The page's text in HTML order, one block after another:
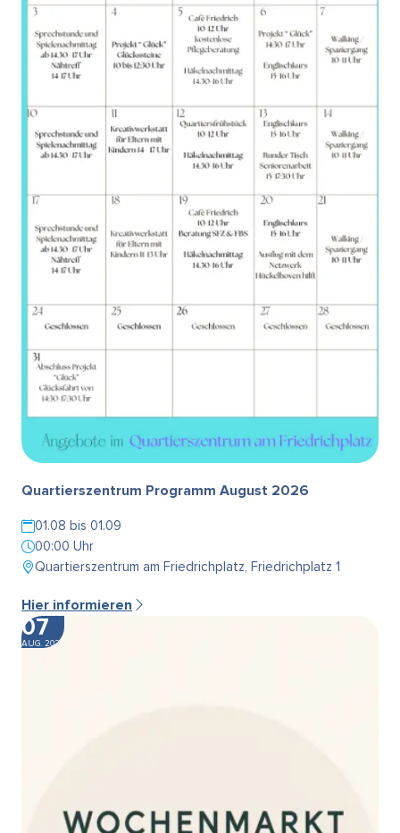
Quartierszentrum Programm August 2026
01.08 bis 01.09
00:00 Uhr
Quartierszentrum am Friedrichplatz, Friedrichplatz 1
Hier informieren
07
AUG. 2026